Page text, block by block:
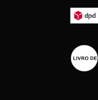
Ver Carrinho